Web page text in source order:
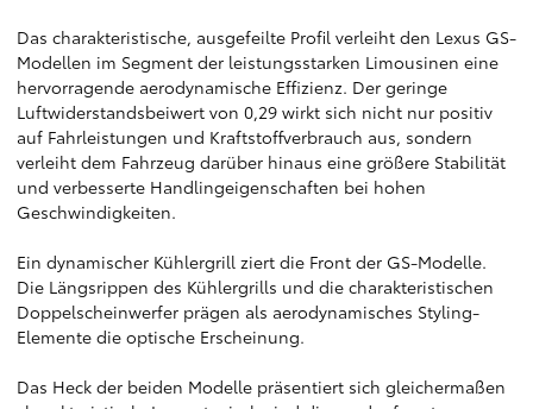
Das charakteristische, ausgefeilte Profil verleiht den Lexus GS-
Modellen im Segment der leistungsstarken Limousinen eine
hervorragende aerodynamische Effizienz. Der geringe
Luftwiderstandsbeiwert von 0,29 wirkt sich nicht nur positiv
auf Fahrleistungen und Kraftstoffverbrauch aus, sondern
verleiht dem Fahrzeug darüber hinaus eine größere Stabilität
und verbesserte Handlingeigenschaften bei hohen
Geschwindigkeiten.
Ein dynamischer Kühlergrill ziert die Front der GS-Modelle.
Die Längsrippen des Kühlergrills und die charakteristischen
Doppelscheinwerfer prägen als aerodynamisches Styling-
Elemente die optische Erscheinung.
Das Heck der beiden Modelle präsentiert sich gleichermaßen